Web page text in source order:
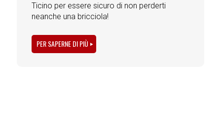
Ticino per essere sicuro di non perderti
neanche una bricciola!
PER SAPERNE DI PIÙ